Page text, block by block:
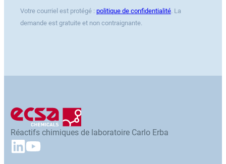
Votre courriel est protégé : politique de confidentialité. La
demande est gratuite et non contraignante.
Réactifs chimiques de laboratoire Carlo Erba